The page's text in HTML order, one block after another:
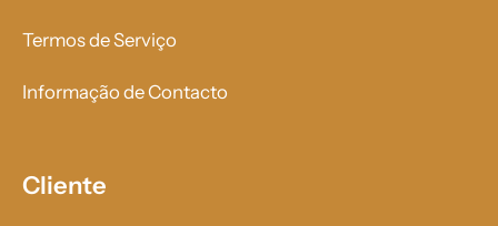
Termos de Serviço
Informação de Contacto
Cliente